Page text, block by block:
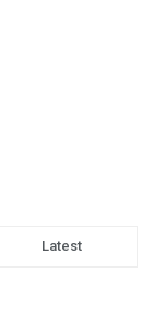
Latest